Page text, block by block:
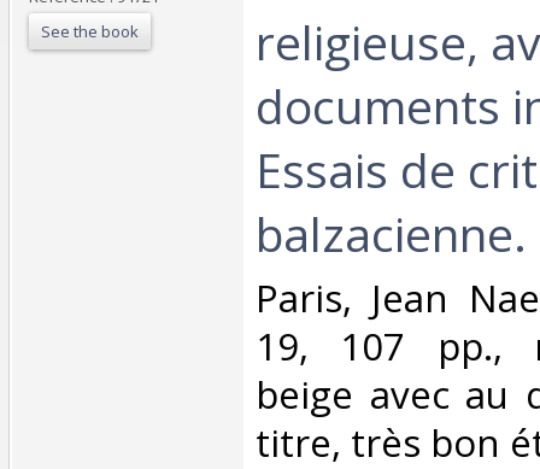
See the book
religieuse,
documents
Essais de
balzacienne.‎
‎Paris, Jean
19, 107 pp.,
beige avec au
titre, très bon